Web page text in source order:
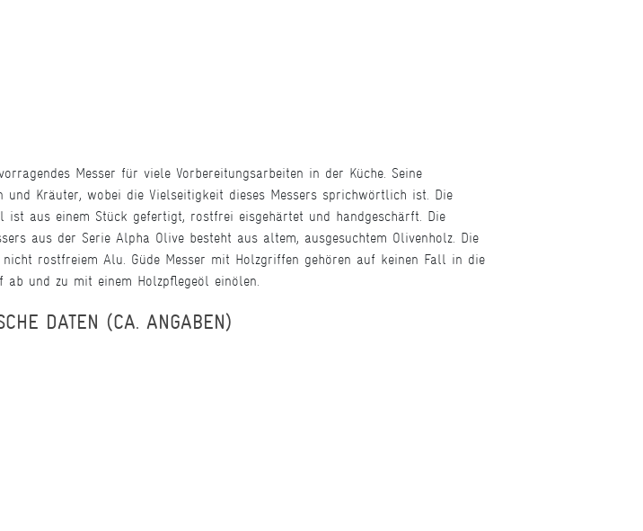
Messer für viele Vorbereitungsarbeiten in der Küche. Seine
Kräuter, wobei die Vielseitigkeit dieses Messers sprichwörtlich ist. Die
ist aus einem Stück gefertigt, rostfrei eisgehärtet und handgeschärft. Die
aus der Serie Alpha Olive besteht aus altem, ausgesuchtem Olivenholz. Die
rostfreiem Alu. Güde Messer mit Holzgriffen gehören auf keinen Fall in die
und zu mit einem Holzpflegeöl einölen.
DATEN (CA. ANGABEN)